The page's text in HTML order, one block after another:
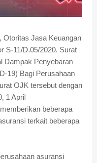
Otoritas Jasa Keuangan
S-11/D.05/2020. Surat
Dampak Penyebaran
19) Bagi Perusahaan
OJK tersebut dengan
1 April
beberapa
terkait beberapa
asuransi